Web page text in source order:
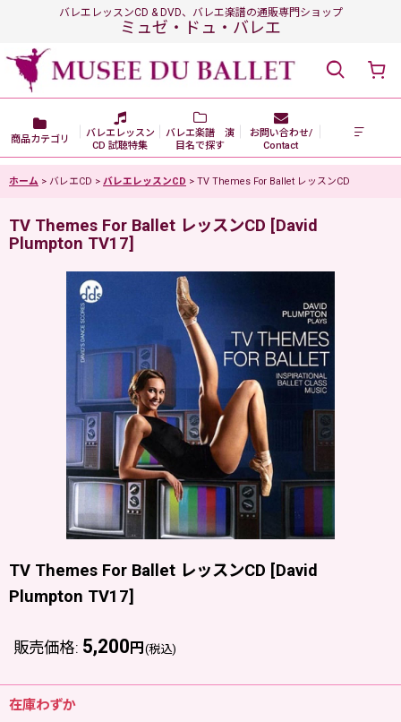
バレエレッスンCD & DVD、バレエ楽譜の通販専門ショップ
ミュゼ・ドュ・バレエ
商品カテゴリ
バレエレッスン
CD 試聴特集
バレエ楽譜 演
目名で探す
お問い合わせ/
Contact
ホーム > バレエCD > バレエレッスンCD > TV Themes For Ballet レッスンCD
TV Themes For Ballet レッスンCD [David
Plumpton TV17]
TV Themes For Ballet レッスンCD [David
Plumpton TV17]
販売価格: 5,200 円 (税込)
在庫わずか